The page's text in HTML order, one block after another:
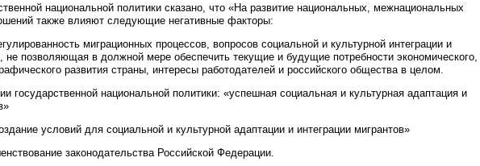
национальной политики сказано, что «На развитие национальных, межнациональных
также влияют следующие негативные факторы:
миграционных процессов, вопросов социальной и культурной интеграции и
не позволяющая в должной мере обеспечить текущие и будущие потребности экономического,
развития страны, интересы работодателей и российского общества в целом.
государственной национальной политики: «успешная социальная и культурная адаптация и
условий для социальной и культурной адаптации и интеграции мигрантов»
законодательства Российской Федерации.